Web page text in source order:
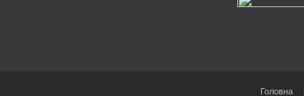
Головна